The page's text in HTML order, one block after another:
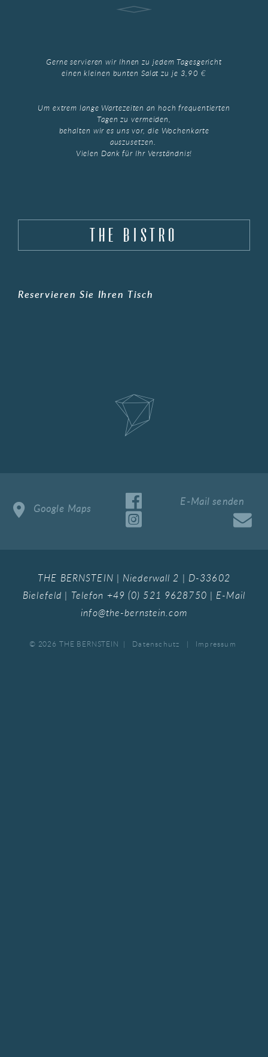
Gerne servieren wir Ihnen zu jedem Tagesgericht
einen kleinen bunten Salat zu je 3,90 €
Um extrem lange Wartezeiten an hoch frequentierten
Tagen zu vermeiden,
behalten wir es uns vor, die Wochenkarte
auszusetzen.
Vielen Dank für Ihr Verständnis!
THE BISTRO
Reservieren Sie Ihren Tisch
Google Maps
E-Mail senden
THE BERNSTEIN | Niederwall 2 | D-33602
Bielefeld | Telefon +49 (0) 521 9628750 | E-Mail
info@the-bernstein.com
© 2026 THE BERNSTEIN Datenschutz Impressum